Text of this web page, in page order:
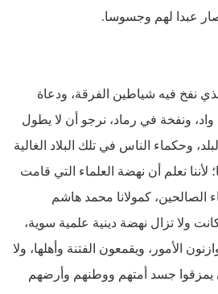
عبدا لهم وجسوسا.
نفخ فيه شياطين الفرقة، ودعاة
ونفخة في رماد، نرجو أن لا يطول
وحكماء الناس في تلك البلاد الغالية
لأننا نعلم أن نهضة العلماء التي قامت
الصالحين، کمولانا محمد هاشم
ولا تزال نهضة دينية علمية سوية،
الأمور، ويقمعون الفتنة وأهلها، ولا
يمزقوا جسد أمتهم ووطنهم وأرضهم